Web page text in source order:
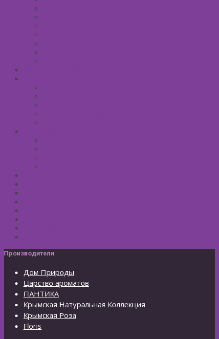
Производители
Дом Природы
Царство ароматов
ПАНТИКА
Крымская Натуральная Коллекция
Крымская Роза
Floris